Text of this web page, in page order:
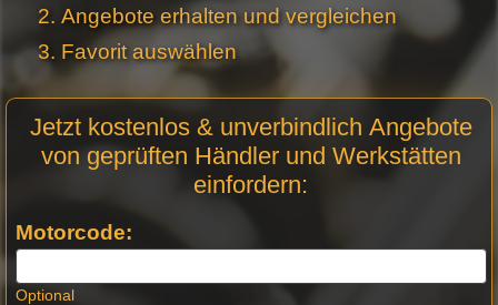
Angebote erhalten und vergleichen
Favorit auswählen
Anfrage
Stellen -
Jetzt kostenlos & unverbindlich Angebote
von geprüften Händler und Werkstätten
einfordern:
Motorcode:
Optional